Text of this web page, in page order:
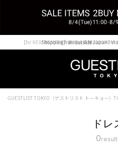
Shopping from outside Japan?
【for NEW MEMBER】新規会員様
GUESTLIST TOKYO（ゲストリスト トーキョー）
ドレ
0